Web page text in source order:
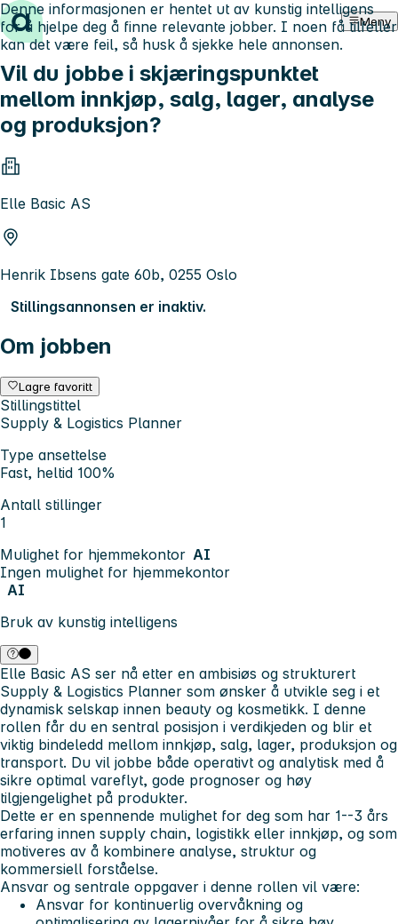
Hopp til innhold Meny
Vil du jobbe i skjæringspunktet
mellom innkjøp, salg, lager, analyse
og produksjon?
Elle Basic AS
Henrik Ibsens gate 60b, 0255 Oslo
Stillingsannonsen er inaktiv.
Om jobben
Lagre favoritt
Stillingstittel
Supply & Logistics Planner
Type ansettelse
Fast, heltid 100%
Antall stillinger
1
Mulighet for hjemmekontor AI
Ingen mulighet for hjemmekontor
AI
Bruk av kunstig intelligens
Denne informasjonen er hentet ut av kunstig intelligens
for å hjelpe deg å finne relevante jobber. I noen få tilfeller
kan det være feil, så husk å sjekke hele annonsen.
Elle Basic AS ser nå etter en ambisiøs og strukturert
Supply & Logistics Planner som ønsker å utvikle seg i et
dynamisk selskap innen beauty og kosmetikk. I denne
rollen får du en sentral posisjon i verdikjeden og blir et
viktig bindeledd mellom innkjøp, salg, lager, produksjon og
transport. Du vil jobbe både operativt og analytisk med å
sikre optimal vareflyt, gode prognoser og høy
tilgjengelighet på produkter.
Dette er en spennende mulighet for deg som har 1--3 års
erfaring innen supply chain, logistikk eller innkjøp, og som
motiveres av å kombinere analyse, struktur og
kommersiell forståelse.
Ansvar og sentrale oppgaver i denne rollen vil være:
Ansvar for kontinuerlig overvåkning og